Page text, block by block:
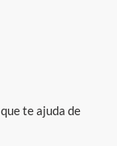
te ajuda de